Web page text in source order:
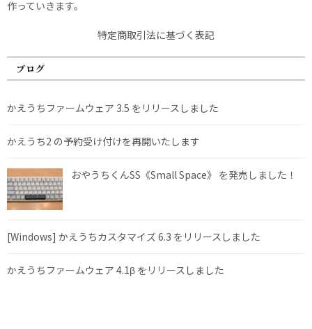
作っていきます。
特定商取引法に基づく表記
ブログ
かえうちファームウェア 3.5 をリリースしました
かえうち2 の予約受け付けを再開いたします
おやうちくんSS《Small Space》 を発売しました！
[Windows] かえうちカスタマイズ 6.3 をリリースしました
かえうちファームウェア 4.1β をリリースしました